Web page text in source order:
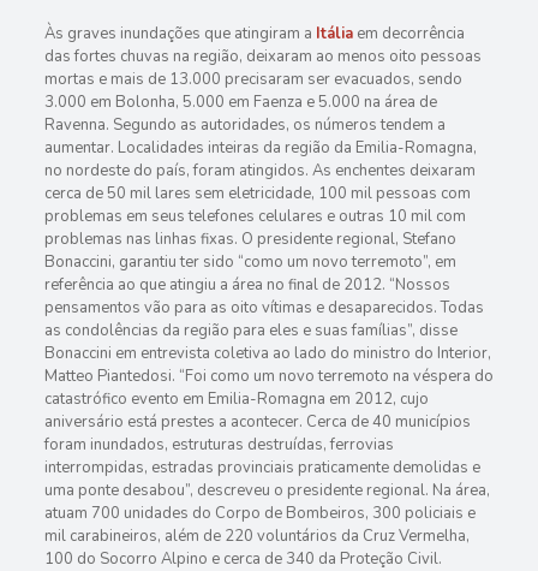
Às graves inundações que atingiram a Itáliaem decorrência
das fortes chuvas na região, deixaram ao menos oito pessoas
mortas e mais de 13.000 precisaram ser evacuados, sendo
3.000 em Bolonha, 5.000 em Faenza e 5.000 na área de
Ravenna. Segundo as autoridades, os números tendem a
aumentar. Localidades inteiras da região da Emilia-Romagna,
no nordeste do país, foram atingidos. As enchentes deixaram
cerca de 50 mil lares sem eletricidade, 100 mil pessoas com
problemas em seus telefones celulares e outras 10 mil com
problemas nas linhas fixas. O presidente regional, Stefano
Bonaccini, garantiu ter sido “como um novo terremoto”, em
referência ao que atingiu a área no final de 2012. “Nossos
pensamentos vão para as oito vítimas e desaparecidos. Todas
as condolências da região para eles e suas famílias”, disse
Bonaccini em entrevista coletiva ao lado do ministro do Interior,
Matteo Piantedosi. “Foi como um novo terremoto na véspera do
catastrófico evento em Emilia-Romagna em 2012, cujo
aniversário está prestes a acontecer. Cerca de 40 municípios
foram inundados, estruturas destruídas, ferrovias
interrompidas, estradas provinciais praticamente demolidas e
uma ponte desabou”, descreveu o presidente regional. Na área,
atuam 700 unidades do Corpo de Bombeiros, 300 policiais e
mil carabineiros, além de 220 voluntários da Cruz Vermelha,
100 do Socorro Alpino e cerca de 340 da Proteção Civil.